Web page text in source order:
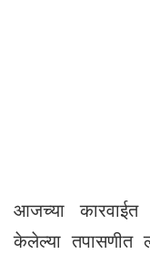
आजच्या कारवाईत
केलेल्या तपासणीत